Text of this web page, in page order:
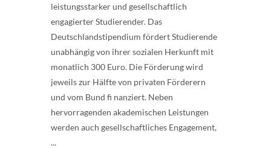
leistungsstarker und gesellschaftlich
engagierter Studierender. Das
Deutschlandstipendium fördert Studierende
unabhängig von ihrer sozialen Herkunft mit
monatlich 300 Euro. Die Förderung wird
jeweils zur Hälfte von privaten Förderern
und vom Bund fi nanziert. Neben
hervorragenden akademischen Leistungen
werden auch gesellschaftliches Engagement,
...